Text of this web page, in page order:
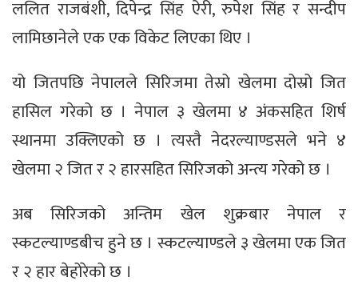
ललित राजबंशी, दिपेन्द्र सिंह ऐरी, रुपेश सिंह र सन्दीप
लामिछानेले एक एक विकेट लिएका थिए ।
यो जितपछि नेपालले सिरिजमा तेस्रो खेलमा दोस्रो जित
हासिल गरेको छ । नेपाल ३ खेलमा ४ अंकसहित शिर्ष
स्थानमा उक्लिएको छ । त्यस्तै नेदरल्याण्डसले भने ४
खेलमा २ जित र २ हारसहित सिरिजको अन्त्य गरेको छ ।
अब सिरिजको अन्तिम खेल शुक्रबार नेपाल र
स्कटल्याण्डबीच हुने छ । स्कटल्याण्डले ३ खेलमा एक जित
र २ हार बेहोरेको छ ।